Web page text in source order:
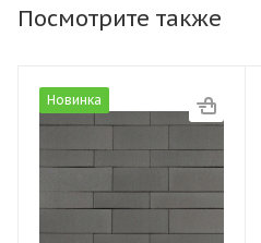
Посмотрите также
Новинка